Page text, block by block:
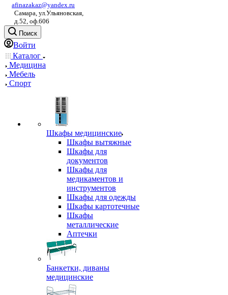
afinazakaz@yandex.ru
Самара, ул.Ульяновская,
д.52, оф.606
Поиск
Войти
Каталог
Медицина
Мебель
Спорт
Шкафы медицинские
Шкафы вытяжные
Шкафы для
документов
Шкафы для
медикаментов и
инструментов
Шкафы для одежды
Шкафы картотечные
Шкафы
металлические
Аптечки
Банкетки, диваны
медицинские